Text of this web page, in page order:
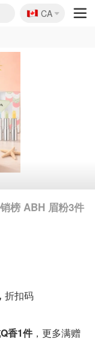
🇨🇦
CA
榜 ABH 眉粉3件
折扣码
香1件，更多满赠